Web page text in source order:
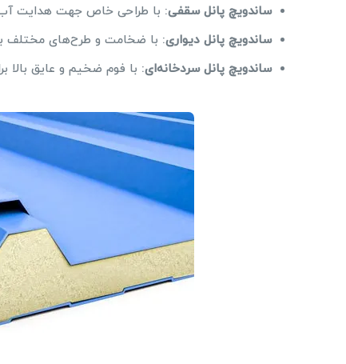
ساندویچ پانل سقفی: با طراحی خاص جهت هدایت آب
ساندویچ پانل دیواری: با ضخامت و طرح‌های مختلف
ساندویچ پانل سردخانه‌ای: با فوم ضخیم و عایق بالا